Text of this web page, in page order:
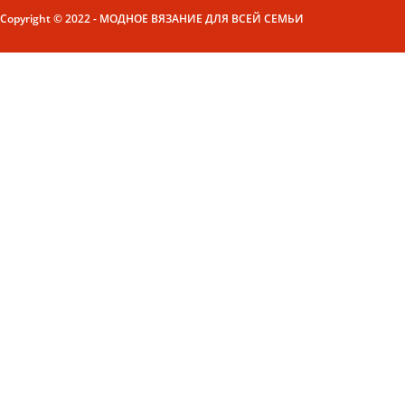
Copyright © 2022 - МОДНОЕ ВЯЗАНИЕ ДЛЯ ВСЕЙ СЕМЬИ